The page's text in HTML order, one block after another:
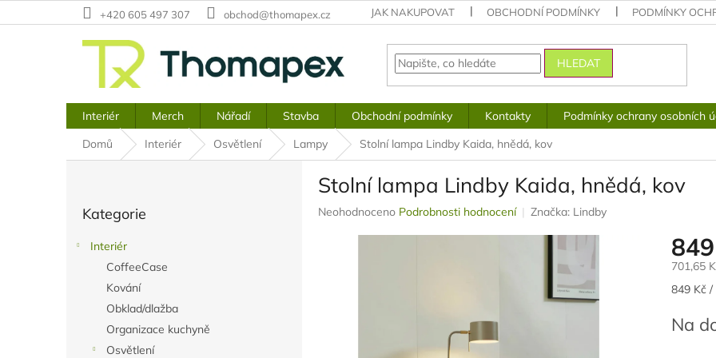
na
+420 605 497 307 obchod@thomapex.cz JAK NAKUPOVAT OBCHODNÍ PODMÍNKY PODMÍNKY
HLEDAT
Interiér Merch Nářadí Stavba Obchodní podmínky Kontakty Podmínky ochrany osobních
Domů
Interiér Osvětlení Lampy Stolní lampa Lindby Kaida, hnědá, kov
kategorie
Kategorie
Interiér
CoffeeCase
Kování
Obklad/dlažba
Organizace kuchyně
Osvětlení
Stolní lampa Lindby Kaida, hnědá, kov
Průměrné
Neohodnoceno Podrobnosti hodnocení Značka: Lindby
701,65
Měrná
849 Kč /
Na